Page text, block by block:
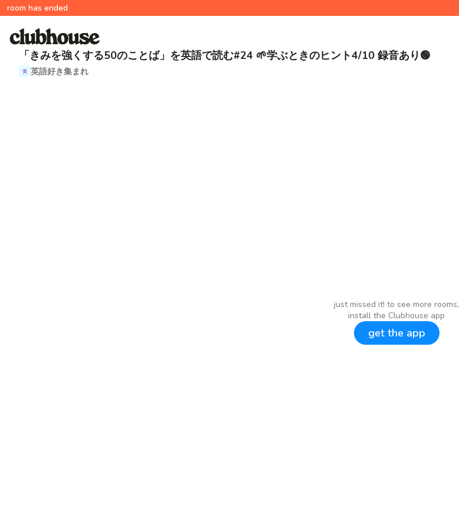
room has ended
「きみを強くする50のことば」を英語で読む#24 🌱学ぶときのヒント4/10 録音あり🟢
英 英語好き集まれ
just missed it! to see more rooms,
install the Clubhouse app
get the app